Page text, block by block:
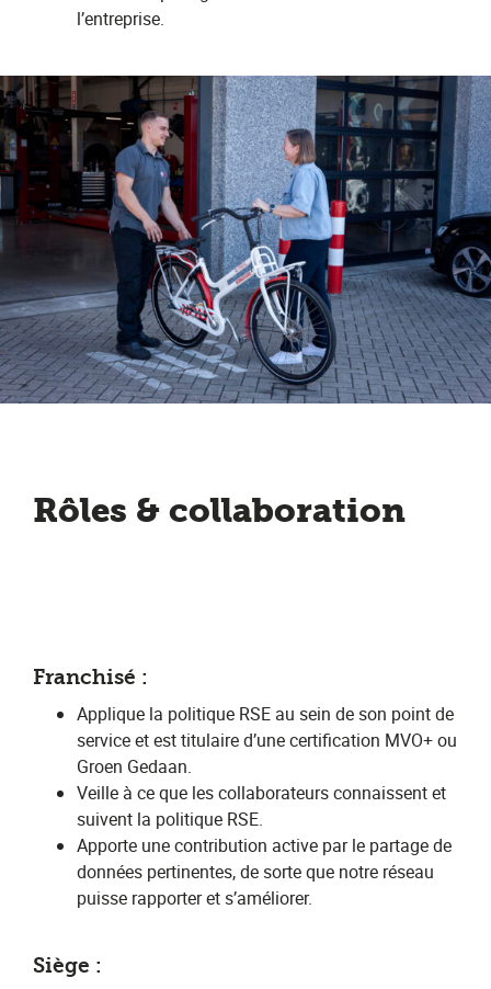
l’entreprise.
Rôles & collaboration
Franchisé :
Applique la politique RSE au sein de son point de
service et est titulaire d’une certification MVO+ ou
Groen Gedaan.
Veille à ce que les collaborateurs connaissent et
suivent la politique RSE.
Apporte une contribution active par le partage de
données pertinentes, de sorte que notre réseau
puisse rapporter et s’améliorer.
Siège :